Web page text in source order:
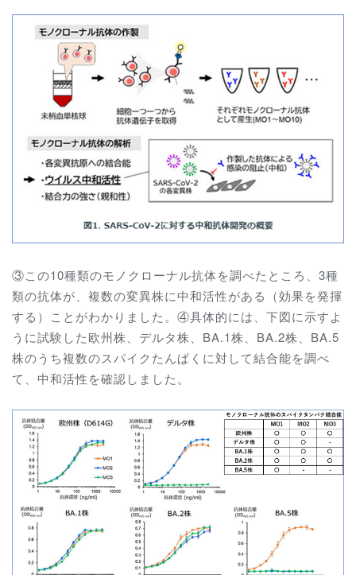
③この10種類のモノクローナル抗体を調べたところ、3種
類の抗体が、複数の変異株に中和活性がある（効果を発揮
する）ことがわかりました。④具体的には、下図に示すよ
うに試験した欧州株、デルタ株、BA.1株、BA.2株、BA.5
株のうち複数のスパイクたんぱくに対して結合能を調べ
て、中和活性を確認しました。